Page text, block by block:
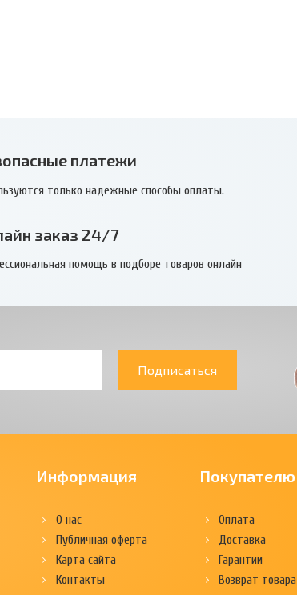
платежи
только надежные способы оплаты.
заказ 24/7
помощь в подборе товаров онлайн
Подписаться
Информация
О нас
Публичная оферта
Карта сайта
Контакты
Покупателю
Оплата
Доставка
Гарантии
Возврат товара